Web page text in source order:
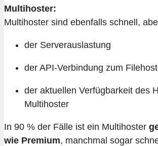
Multihoster:
Multihoster sind ebenfalls schnell,
der Serverauslastung
der API-Verbindung zum
der aktuellen Verfügbarkeit des
Multihoster
In 90 % der Fälle ist ein Multihoster
wie Premium, manchmal sogar